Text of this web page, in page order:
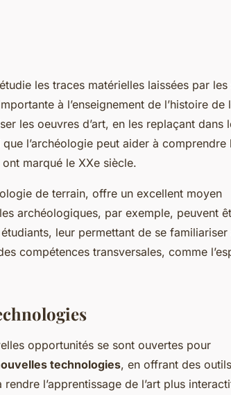
les traces matérielles laissées par les
à l’enseignement de l’histoire de
les oeuvres d’art, en les replaçant dans
l’archéologie peut aider à comprendre
marqué le XXe siècle.
de terrain, offre un excellent moyen
archéologiques, par exemple, peuvent
leur permettant de se familiariser
compétences transversales, comme
opportunités se sont ouvertes pour
technologies, en offrant des outils
l’apprentissage de l’art plus